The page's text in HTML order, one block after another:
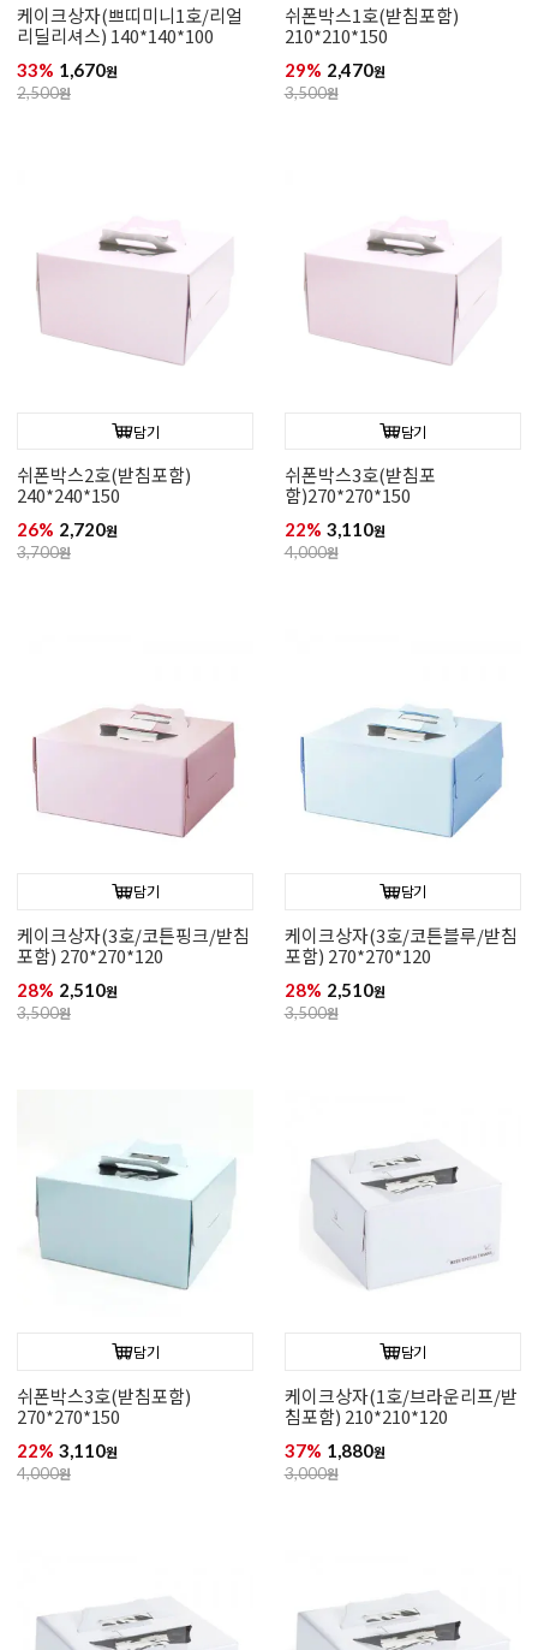
케이크상자(쁘띠미니1호/리얼
리딜리셔스) 140*140*100
33% 1,670원
2,500원
쉬폰박스1호(받침포함)
210*210*150
29% 2,470원
3,500원
담기
쉬폰박스2호(받침포함)
240*240*150
26% 2,720원
3,700원
담기
쉬폰박스3호(받침포
함)270*270*150
22% 3,110원
4,000원
담기
케이크상자(3호/코튼핑크/받침
포함) 270*270*120
28% 2,510원
3,500원
담기
케이크상자(3호/코튼블루/받침
포함) 270*270*120
28% 2,510원
3,500원
담기
쉬폰박스3호(받침포함)
270*270*150
22% 3,110원
4,000원
담기
케이크상자(1호/브라운리프/받
침포함) 210*210*120
37% 1,880원
3,000원